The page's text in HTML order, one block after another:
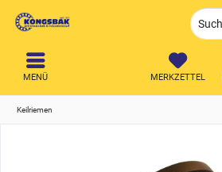
MERKZETTEL
MENÜ
Keilriemen